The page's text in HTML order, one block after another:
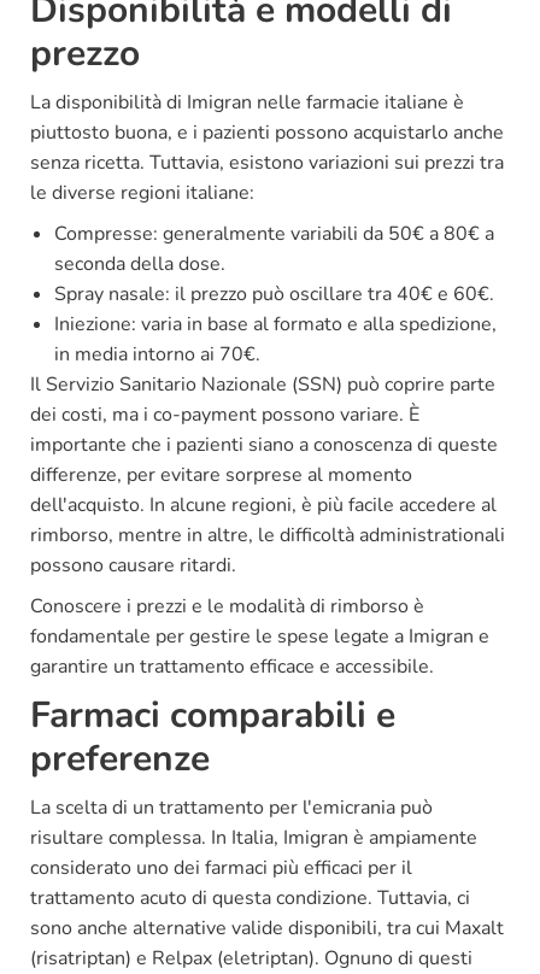
Disponibilità e modelli di
prezzo
La disponibilità di Imigran nelle farmacie italiane è
piuttosto buona, e i pazienti possono acquistarlo anche
senza ricetta. Tuttavia, esistono variazioni sui prezzi tra
le diverse regioni italiane:
Compresse: generalmente variabili da 50€ a 80€ a
seconda della dose.
Spray nasale: il prezzo può oscillare tra 40€ e 60€.
Iniezione: varia in base al formato e alla spedizione,
in media intorno ai 70€.
Il Servizio Sanitario Nazionale (SSN) può coprire parte
dei costi, ma i co-payment possono variare. È
importante che i pazienti siano a conoscenza di queste
differenze, per evitare sorprese al momento
dell'acquisto. In alcune regioni, è più facile accedere al
rimborso, mentre in altre, le difficoltà administrationali
possono causare ritardi.
Conoscere i prezzi e le modalità di rimborso è
fondamentale per gestire le spese legate a Imigran e
garantire un trattamento efficace e accessibile.
Farmaci comparabili e
preferenze
La scelta di un trattamento per l'emicrania può
risultare complessa. In Italia, Imigran è ampiamente
considerato uno dei farmaci più efficaci per il
trattamento acuto di questa condizione. Tuttavia, ci
sono anche alternative valide disponibili, tra cui Maxalt
(risatriptan) e Relpax (eletriptan). Ognuno di questi